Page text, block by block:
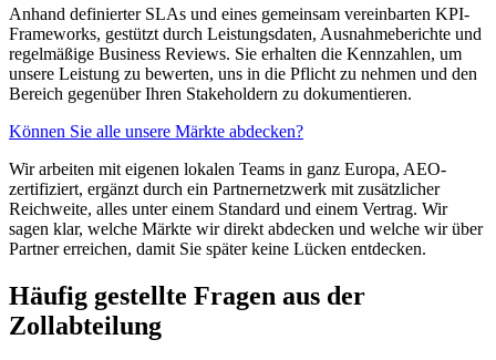
Anhand definierter SLAs und eines gemeinsam vereinbarten KPI-
Frameworks, gestützt durch Leistungsdaten, Ausnahmeberichte und
regelmäßige Business Reviews. Sie erhalten die Kennzahlen, um
unsere Leistung zu bewerten, uns in die Pflicht zu nehmen und den
Bereich gegenüber Ihren Stakeholdern zu dokumentieren.
Können Sie alle unsere Märkte abdecken?
Wir arbeiten mit eigenen lokalen Teams in ganz Europa, AEO-
zertifiziert, ergänzt durch ein Partnernetzwerk mit zusätzlicher
Reichweite, alles unter einem Standard und einem Vertrag. Wir
sagen klar, welche Märkte wir direkt abdecken und welche wir über
Partner erreichen, damit Sie später keine Lücken entdecken.
Häufig gestellte Fragen aus der
Zollabteilung